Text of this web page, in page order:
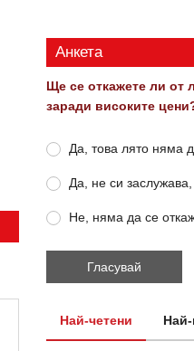
Анкета
Ще се откажете ли от
заради високите
Да, това лято няма
Да, не си
Не, няма да се
Най-четени